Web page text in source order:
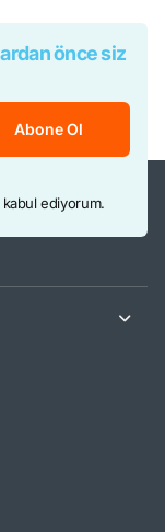
önce siz
Abone Ol
kabul ediyorum.